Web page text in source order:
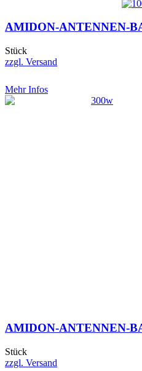
AMIDON-ANTENNEN-
Stück
zzgl. Versand
Mehr Infos
AMIDON-ANTENNEN-
Stück
zzgl. Versand